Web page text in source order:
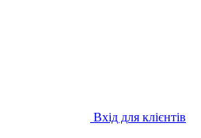
Вхід для клієнтів